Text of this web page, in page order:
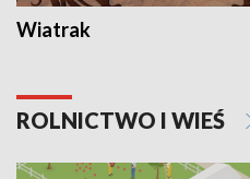
Wiatrak
ROLNICTWO I WIEŚ